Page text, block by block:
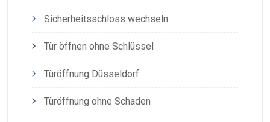
Sicherheitsschloss wechseln
Tür öffnen ohne Schlüssel
Türöffnung Düsseldorf
Türöffnung ohne Schaden